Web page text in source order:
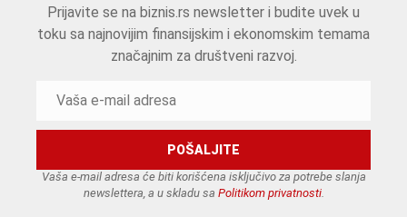
Prijavite se na biznis.rs newsletter i budite uvek u
toku sa najnovijim finansijskim i ekonomskim temama
značajnim za društveni razvoj.
Vaša e-mail adresa će biti korišćena isključivo za potrebe slanja
newslettera, a u skladu sa Politikom privatnosti.